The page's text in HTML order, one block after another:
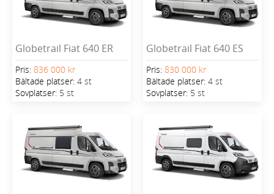
Globetrail Fiat 640 ER
Pris: 836 000 kr
Bältade platser: 4 st
Sovplatser: 5 st
Globetrail Fiat 640 ES
Pris: 830 000 kr
Bältade platser: 4 st
Sovplatser: 5 st